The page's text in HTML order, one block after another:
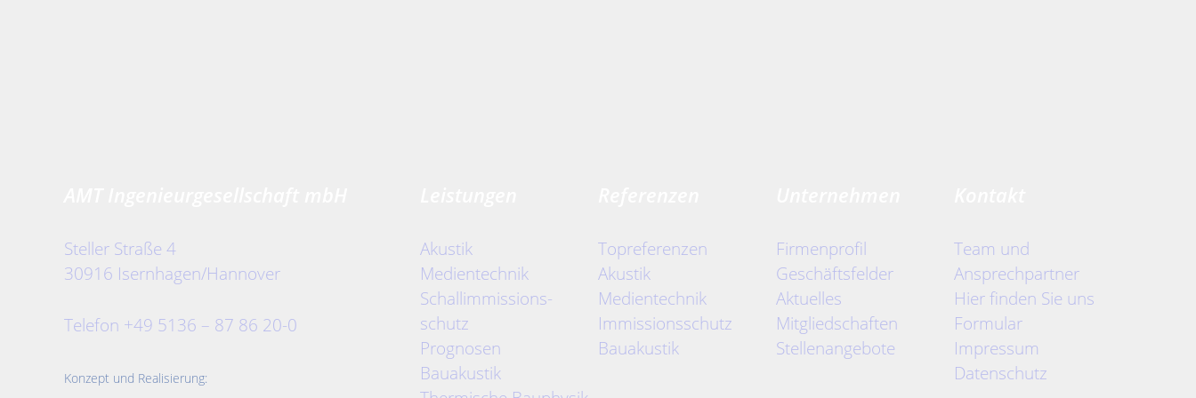
Steller Straße 4
30916 Isernhagen/Hannover
Telefon +49 5136 – 87 86 20-0
Konzept und Realisierung:
Akustik
Medientechnik
Schallimmissions-
schutz
Prognosen
Bauakustik
Topreferenzen
Akustik
Medientechnik
Immissionsschutz
Bauakustik
Firmenprofil
Geschäftsfelder
Aktuelles
Mitgliedschaften
Stellenangebote
Team und
Ansprechpartner
Hier finden Sie uns
Formular
Impressum
Datenschutz